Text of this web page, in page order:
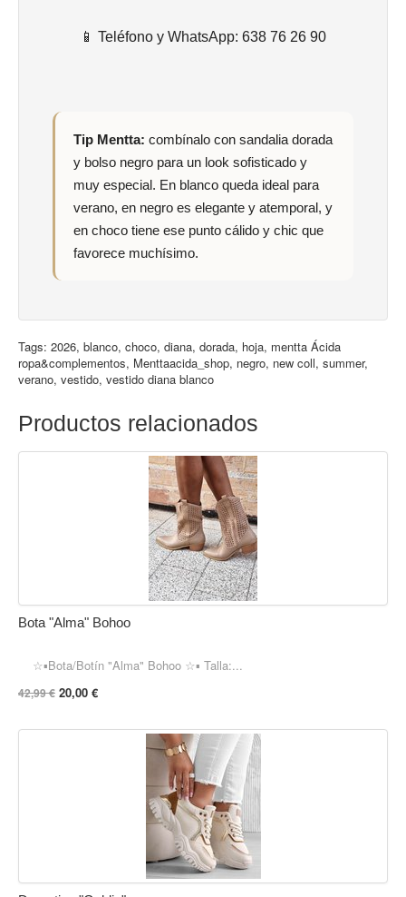
📱 Teléfono y WhatsApp: 638 76 26 90
Tip Mentta: combínalo con sandalia dorada
y bolso negro para un look sofisticado y
muy especial. En blanco queda ideal para
verano, en negro es elegante y atemporal, y
en choco tiene ese punto cálido y chic que
favorece muchísimo.
Tags: 2026, blanco, choco, diana, dorada, hoja, mentta Ácida
ropa&complementos, Menttaacida_shop, negro, new coll, summer,
verano, vestido, vestido diana blanco
Productos relacionados
Bota "Alma" Bohoo
☆▪︎Bota/Botín "Alma" Bohoo ☆▪︎ Talla:...
42,99 € 20,00 €